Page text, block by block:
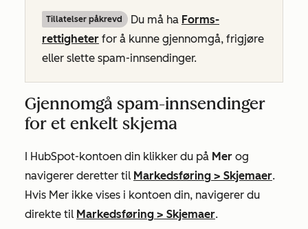
Tillatelser påkrevd Du må ha Forms-
rettigheter for å kunne gjennomgå, frigjøre
eller slette spam-innsendinger.
Gjennomgå spam-innsendinger
for et enkelt skjema
I HubSpot-kontoen din klikker du på Mer og
navigerer deretter til Markedsføring > Skjemaer.
Hvis Mer ikke vises i kontoen din, navigerer du
direkte til Markedsføring > Skjemaer.